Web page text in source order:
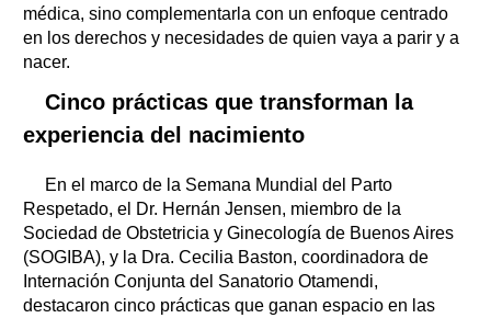
médica, sino complementarla con un enfoque centrado
en los derechos y necesidades de quien vaya a parir y a
nacer.
Cinco prácticas que transforman la
experiencia del nacimiento
En el marco de la Semana Mundial del Parto
Respetado, el Dr. Hernán Jensen, miembro de la
Sociedad de Obstetricia y Ginecología de Buenos Aires
(SOGIBA), y la Dra. Cecilia Baston, coordinadora de
Internación Conjunta del Sanatorio Otamendi,
destacaron cinco prácticas que ganan espacio en las